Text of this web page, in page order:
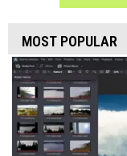
MOST POPULAR